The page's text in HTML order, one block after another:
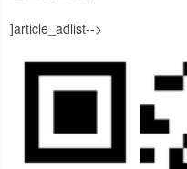
]article_adlist-->